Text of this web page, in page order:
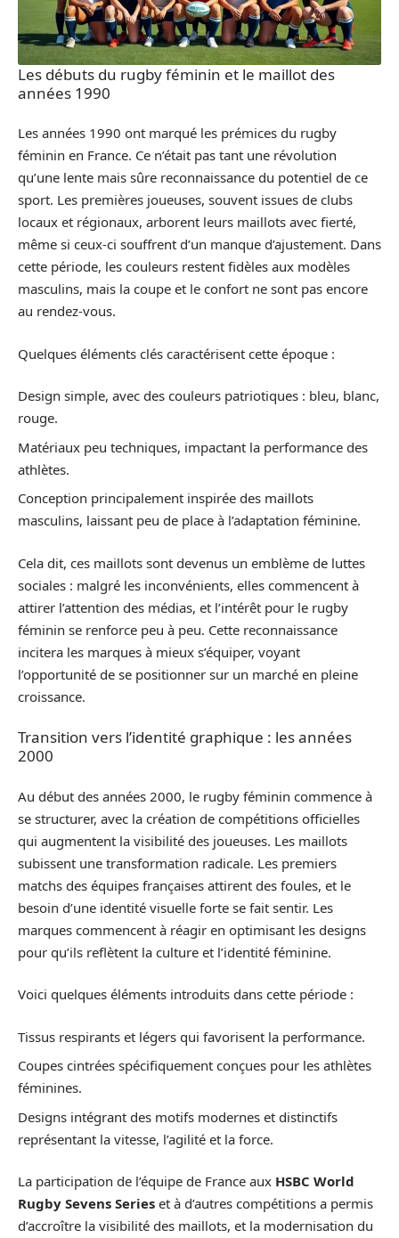
Les débuts du rugby féminin et le maillot des
années 1990
Les années 1990 ont marqué les prémices du rugby
féminin en France. Ce n’était pas tant une révolution
qu’une lente mais sûre reconnaissance du potentiel de ce
sport. Les premières joueuses, souvent issues de clubs
locaux et régionaux, arborent leurs maillots avec fierté,
même si ceux-ci souffrent d’un manque d’ajustement. Dans
cette période, les couleurs restent fidèles aux modèles
masculins, mais la coupe et le confort ne sont pas encore
au rendez-vous.
Quelques éléments clés caractérisent cette époque :
Design simple, avec des couleurs patriotiques : bleu, blanc,
rouge.
Matériaux peu techniques, impactant la performance des
athlètes.
Conception principalement inspirée des maillots
masculins, laissant peu de place à l’adaptation féminine.
Cela dit, ces maillots sont devenus un emblème de luttes
sociales : malgré les inconvénients, elles commencent à
attirer l’attention des médias, et l’intérêt pour le rugby
féminin se renforce peu à peu. Cette reconnaissance
incitera les marques à mieux s’équiper, voyant
l’opportunité de se positionner sur un marché en pleine
croissance.
Transition vers l’identité graphique : les années
2000
Au début des années 2000, le rugby féminin commence à
se structurer, avec la création de compétitions officielles
qui augmentent la visibilité des joueuses. Les maillots
subissent une transformation radicale. Les premiers
matchs des équipes françaises attirent des foules, et le
besoin d’une identité visuelle forte se fait sentir. Les
marques commencent à réagir en optimisant les designs
pour qu’ils reflètent la culture et l’identité féminine.
Voici quelques éléments introduits dans cette période :
Tissus respirants et légers qui favorisent la performance.
Coupes cintrées spécifiquement conçues pour les athlètes
féminines.
Designs intégrant des motifs modernes et distinctifs
représentant la vitesse, l’agilité et la force.
La participation de l’équipe de France aux HSBC World
Rugby Sevens Series et à d’autres compétitions a permis
d’accroître la visibilité des maillots, et la modernisation du